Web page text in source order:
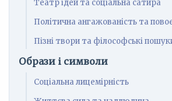
Театр ідей та соціальна сатира
Політична ангажованість та
Пізні твори та філософські
Образи і символи
Соціальна лицемірність